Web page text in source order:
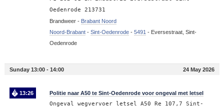
Oedenrode 213731
Brandweer - Brabant Noord
Noord-Brabant- Sint-Oedenrode- 5491 - Eversestraat, Sint-
Oedenrode
Sunday 13:00 - 14:00 24 May 2026
13:26 Politie naar A50 te Sint-Oedenrode voor ongeval met letsel
Ongeval wegvervoer letsel A50 Re 107,7 Sint-